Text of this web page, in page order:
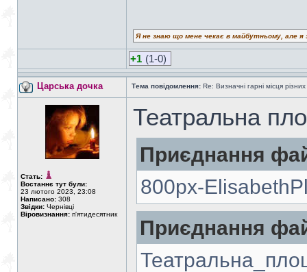
Я не знаю що мене чекає в майбутньому, але
+1 (1-0)
Царська дочка Тема повідомлення: Re: Визначні гарні місця
Стать:
Востаннє тут були:
23 лютого 2023, 23:08
Написано: 308
Звідки: Чернівці
Віровизнання: п'ятидесятник
Театральна
Приєднання
800px-
Приєднання